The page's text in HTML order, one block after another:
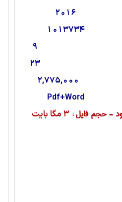
2016
1013734
9
23
2,775,000
Pdf+Word
- حجم فایل : 3 مگا بایت